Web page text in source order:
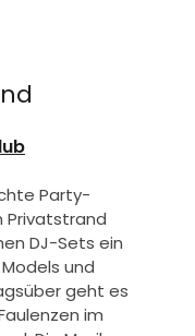
Party-
Privatstrand
DJ-Sets ein
und
geht es
im